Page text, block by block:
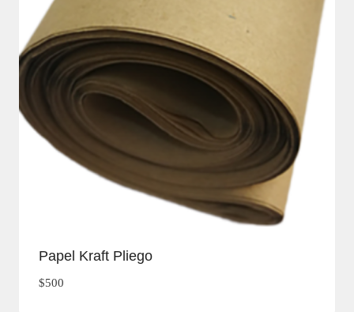
Papel Kraft Pliego
$500